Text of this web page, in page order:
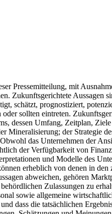
Pressemitteilung, mit
Zukunftsgerichtete Aussagen
schätzt, prognostiziert,
sollten eintreten.
dessen Umfang, Zeitplan,
Mineralisierung; der Strategie
das Unternehmen der
der Verfügbarkeit von
und Modelle des
erheblich von denen in den
abweichen, gehören
Zulassungen zu
sowie allgemeine
dass die tatsächlichen